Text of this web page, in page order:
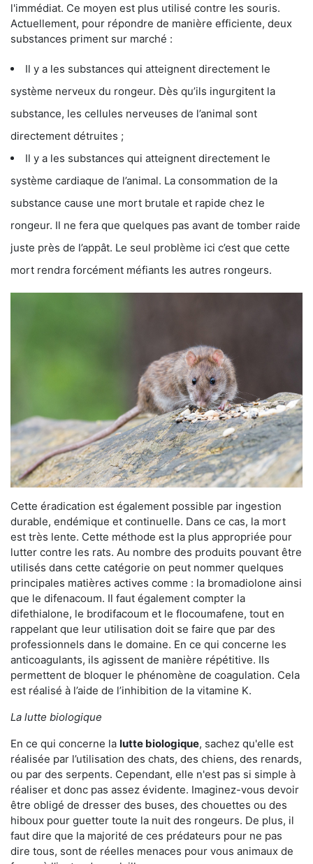
l'immédiat. Ce moyen est plus utilisé contre les souris.
Actuellement, pour répondre de manière efficiente, deux
substances priment sur marché :
Il y a les substances qui atteignent directement le
système nerveux du rongeur. Dès qu’ils ingurgitent la
substance, les cellules nerveuses de l’animal sont
directement détruites ;
Il y a les substances qui atteignent directement le
système cardiaque de l’animal. La consommation de la
substance cause une mort brutale et rapide chez le
rongeur. Il ne fera que quelques pas avant de tomber raide
juste près de l’appât. Le seul problème ici c’est que cette
mort rendra forcément méfiants les autres rongeurs.
Cette éradication est également possible par ingestion
durable, endémique et continuelle. Dans ce cas, la mort
est très lente. Cette méthode est la plus appropriée pour
lutter contre les rats. Au nombre des produits pouvant être
utilisés dans cette catégorie on peut nommer quelques
principales matières actives comme : la bromadiolone ainsi
que le difenacoum. Il faut également compter la
difethialone, le brodifacoum et le flocoumafene, tout en
rappelant que leur utilisation doit se faire que par des
professionnels dans le domaine. En ce qui concerne les
anticoagulants, ils agissent de manière répétitive. Ils
permettent de bloquer le phénomène de coagulation. Cela
est réalisé à l’aide de l’inhibition de la vitamine K.
La lutte biologique
En ce qui concerne la lutte biologique, sachez qu'elle est
réalisée par l’utilisation des chats, des chiens, des renards,
ou par des serpents. Cependant, elle n'est pas si simple à
réaliser et donc pas assez évidente. Imaginez-vous devoir
être obligé de dresser des buses, des chouettes ou des
hiboux pour guetter toute la nuit des rongeurs. De plus, il
faut dire que la majorité de ces prédateurs pour ne pas
dire tous, sont de réelles menaces pour vous animaux de